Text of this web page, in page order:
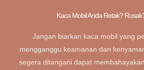
Kaca Mobil Anda Retak?
Jangan biarkan kaca mobil yang
mengganggu keamanan dan
segera ditangani dapat